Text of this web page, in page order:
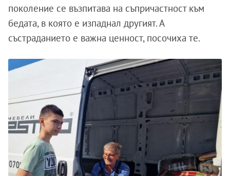
поколение се възпитава на съпричастност към
бедата, в която е изпаднал другият. А
състраданието е важна ценност, посочиха те.